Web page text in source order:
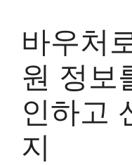
바우처
원 정보
인하고
지